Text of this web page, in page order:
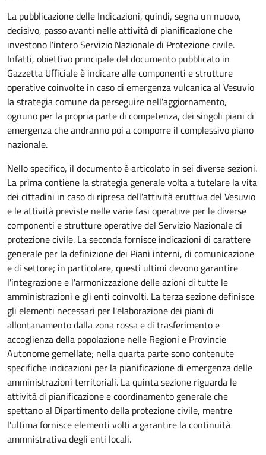
La pubblicazione delle Indicazioni, quindi, segna un nuovo,
decisivo, passo avanti nelle attività di pianificazione che
investono l'intero Servizio Nazionale di Protezione civile.
Infatti, obiettivo principale del documento pubblicato in
Gazzetta Ufficiale è indicare alle componenti e strutture
operative coinvolte in caso di emergenza vulcanica al Vesuvio
la strategia comune da perseguire nell'aggiornamento,
ognuno per la propria parte di competenza, dei singoli piani di
emergenza che andranno poi a comporre il complessivo piano
nazionale.
Nello specifico, il documento è articolato in sei diverse sezioni.
La prima contiene la strategia generale volta a tutelare la vita
dei cittadini in caso di ripresa dell'attività eruttiva del Vesuvio
e le attività previste nelle varie fasi operative per le diverse
componenti e strutture operative del Servizio Nazionale di
protezione civile. La seconda fornisce indicazioni di carattere
generale per la definizione dei Piani interni, di comunicazione
e di settore; in particolare, questi ultimi devono garantire
l'integrazione e l'armonizzazione delle azioni di tutte le
amministrazioni e gli enti coinvolti. La terza sezione definisce
gli elementi necessari per l'elaborazione dei piani di
allontanamento dalla zona rossa e di trasferimento e
accoglienza della popolazione nelle Regioni e Provincie
Autonome gemellate; nella quarta parte sono contenute
specifiche indicazioni per la pianificazione di emergenza delle
amministrazioni territoriali. La quinta sezione riguarda le
attività di pianificazione e coordinamento generale che
spettano al Dipartimento della protezione civile, mentre
l'ultima fornisce elementi volti a garantire la continuità
ammnistrativa degli enti locali.